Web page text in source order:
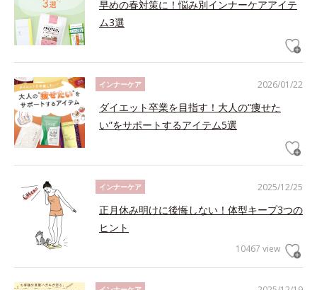
早めの春対策に！悩み別インナーケアアイテ
ム3選
2026/01/22
インナーケア
ダイエット卒業を目指す！大人の“痩せた
い”をサポートするアイテム5選
2025/12/25
インナーケア
正月休み明けに後悔しない！体型キープ3つの
ヒント
10467 view